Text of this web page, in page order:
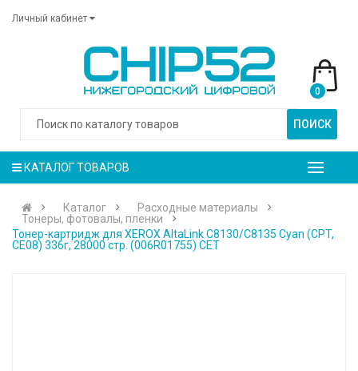
Личный кабинет
ПОИСК
0
КАТАЛОГ ТОВАРОВ
Каталог
Расходные материалы
Тонеры, фотовалы, пленки
Тонер-картридж для XEROX AltaLink C8130/C8135 Cyan (CPT,
CE08) 336г, 28000 стр. (006R01755) CET